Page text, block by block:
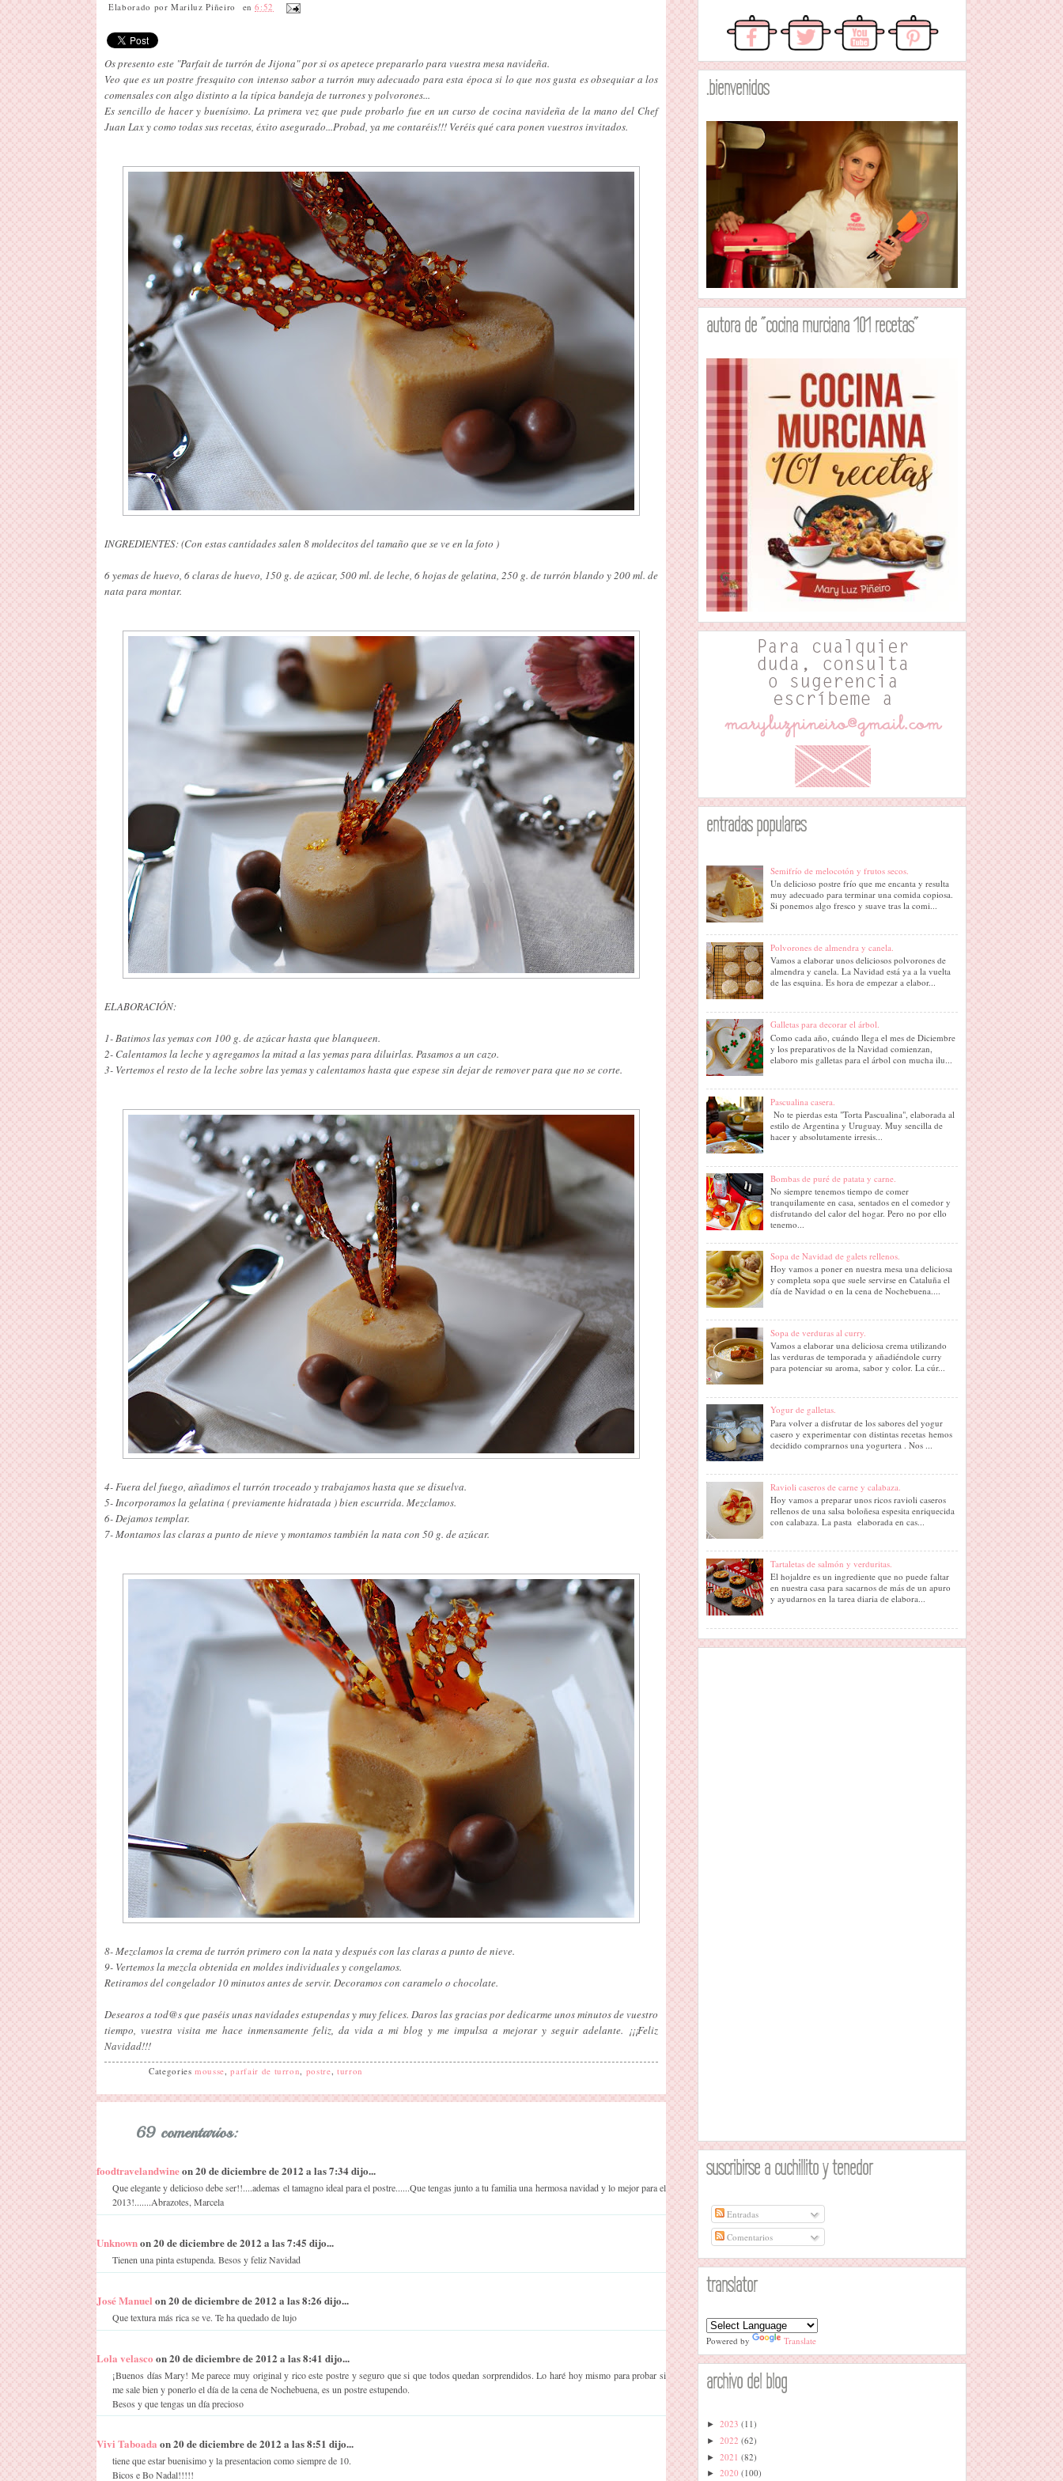
Elaborado porMariluz Piñeiro en6:52
Os presento este "Parfait de turrón de Jijona" por si os apetece prepararlo para vuestra mesa navideña.
Veo que es un postre fresquito con intenso sabor a turrón muy adecuado para esta época si lo que nos gusta es obsequiar a los
comensales con algo distinto a la típica bandeja de turrones y polvorones...
Es sencillo de hacer y buenísimo. La primera vez que pude probarlo fue en un curso de cocina navideña de la mano del Chef
Juan Lax y como todas sus recetas, éxito asegurado...Probad, ya me contaréis!!! Veréis qué cara ponen vuestros invitados.
INGREDIENTES:(Con estas cantidadessalen 8 moldecitos del tamaño que se ve en la foto )
6 yemas de huevo, 6 claras de huevo, 150 g. de azúcar, 500 ml. de leche, 6 hojas de gelatina, 250 g. de turrón blando y 200 ml. de
nata para montar.
ELABORACIÓN:
1- Batimos las yemas con 100 g. de azúcar hasta que blanqueen.
2- Calentamos la leche y agregamos la mitad a las yemas para diluirlas. Pasamos a un cazo.
3- Vertemos el resto de la leche sobre las yemas y calentamos hasta que espese sin dejar de remover para que no se corte.
4- Fuera del fuego, añadimos el turrón troceado y trabajamos hasta que se disuelva.
5- Incorporamos la gelatina ( previamente hidratada ) bien escurrida. Mezclamos.
6- Dejamos templar.
7- Montamos las claras a punto de nieve y montamos también la nata con 50 g. de azúcar.
8- Mezclamos la crema de turrón primero con la nata y después con las claras a punto de nieve.
9- Vertemos la mezcla obtenida en moldes individuales y congelamos.
Retiramos del congelador 10 minutos antes de servir. Decoramos con caramelo o chocolate.
Desearos a tod@s que paséis unas navidades estupendas y muy felices. Daros las gracias por dedicarme unos minutos de vuestro
tiempo, vuestra visita me hace inmensamente feliz, da vida a mi blog y me impulsa a mejorar y seguir adelante. ¡¡¡Feliz
Navidad!!!
Categoriesmousse ,parfair de turron postre turron
69 comentarios:
foodtravelandwineon 20 de diciembre de 2012 a las 7:34 dijo...
Que elegante y delicioso debe ser!!....ademas el tamagno ideal para el postre......Que tengas junto a tu familia una hermosa navidad y lo mejor para el
2013!.......Abrazotes, Marcela
Unknownon 20 de diciembre de 2012 a las 7:45 dijo...
Tienen una pinta estupenda. Besos y feliz Navidad
José Manuel on 20 de diciembre de 2012 a las 8:26 dijo...
Que textura más rica se ve. Te ha quedado de lujo
Lola velasco on 20 de diciembre de 2012 a las 8:41 dijo...
¡Buenos días Mary! Me parece muy original y rico este postre y seguro que si que todos quedan sorprendidos. Lo haré hoy mismo para probar si
me sale bien y ponerlo el día de la cena de Nochebuena, es un postre estupendo.
Besos y que tengas un día precioso
Vivi Taboada on 20 de diciembre de 2012 a las 8:51 dijo...
tiene que estar buenisimo y la presentacion como siempre de 10.
Bicos e Bo Nadal!!!!!
.bienvenidos
autora de "cocina murciana 101 recetas"
entradas populares
Semifrío de melocotón y frutos secos.
Un delicioso postre frío que me encanta y resulta
muy adecuado para terminar una comida copiosa.
Si ponemos algo fresco y suave tras la comi...
Polvorones de almendra y canela.
Vamos a elaborar unos deliciosos polvorones de
almendra y canela. La Navidad está ya a la vuelta
de las esquina. Es hora de empezar a elabor...
Galletas para decorar el árbol.
Como cada año, cuándo llega el mes de Diciembre
y los preparativos de la Navidad comienzan,
elaboro mis galletas para el árbol con mucha ilu...
Pascualina casera.
No te pierdas esta "Torta Pascualina", elaborada al
estilo de Argentina y Uruguay. Muy sencilla de
hacer y absolutamente irresis...
Bombas de puré de patata y carne.
No siempre tenemos tiempo de comer
tranquilamente en casa, sentados en el comedor y
disfrutando del calor del hogar. Pero no por ello
tenemo...
Sopa de Navidad de galets rellenos.
Hoy vamos a poner en nuestra mesa una deliciosa
y completa sopa que suele servirse en Cataluña el
día de Navidad o en la cena de Nochebuena....
Sopa de verduras al curry.
Vamos a elaborar una deliciosa crema utilizando
las verduras de temporada y añadiéndole curry
para potenciar su aroma, sabor y color. La cúr...
Yogur de galletas.
Para volver a disfrutar de los sabores del yogur
casero y experimentar con distintas recetas hemos
decidido comprarnos una yogurtera . Nos ...
Ravioli caseros de carne y calabaza.
Hoy vamos a preparar unos ricos ravioli caseros
rellenos de una salsa boloñesa espesita enriquecida
con calabaza. La pasta elaborada en cas...
Tartaletas de salmón y verduritas.
El hojaldre es un ingrediente que no puede faltar
en nuestra casa para sacarnos de más de un apuro
y ayudarnos en la tarea diaria de elabora...
suscribirse a cuchillito y tenedor
Entradas
Comentarios
translator
Powered by Translate
archivo del blog
► 2023 (11)
► 2022 (62)
► 2021 (82)
► 2020 (100)